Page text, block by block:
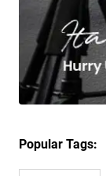
Popular Tags: